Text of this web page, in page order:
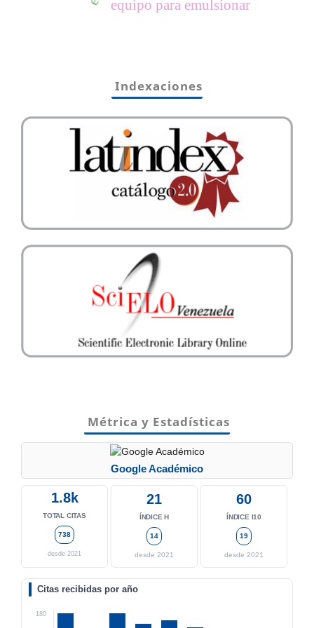
equipo para emulsionar
Indexaciones
Métrica y Estadísticas
Google Académico
1.8k
TOTAL CITAS
738
desde 2021
21
ÍNDICE H
14
desde 2021
60
ÍNDICE I10
19
desde 2021
Citas recibidas por año
180